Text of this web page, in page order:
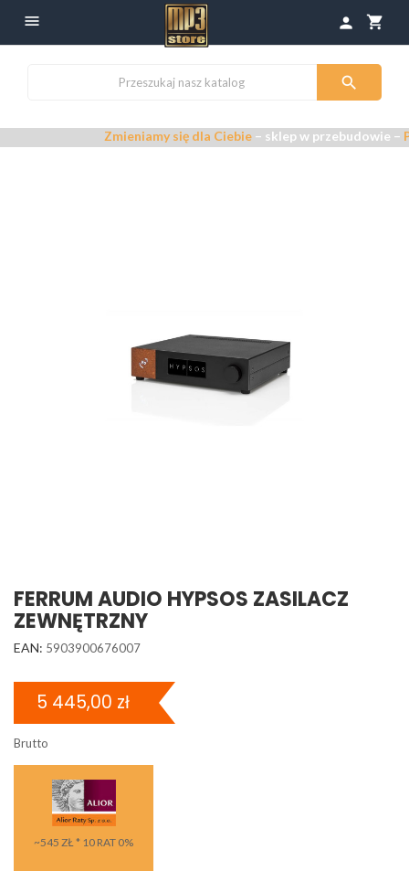
 shopping_cart
person

Zmieniamy się dla Ciebie– sklep w przebudowie –
FERRUM AUDIO HYPSOS ZASILACZ
ZEWNĘTRZNY
EAN: 5903900676007
5 445,00 zł
Brutto
~545 ZŁ * 10 RAT 0%